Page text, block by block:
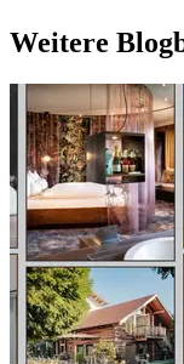
Weitere